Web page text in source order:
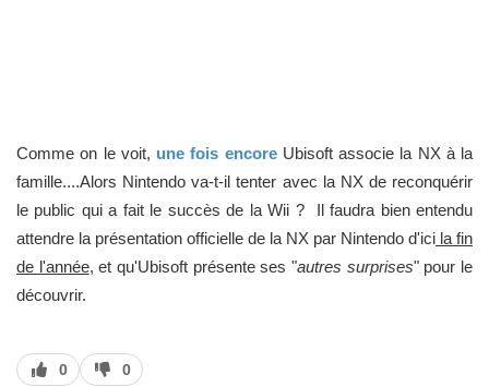
Comme on le voit, une fois encoreUbisoft associe la NX à la
famille....Alors Nintendo va-t-il tenter avec la NX de reconquérir
le public qui a fait le succès de la Wii ? Il faudra bien entendu
attendre la présentation officielle de la NX par Nintendo d'ici la fin
de l'année, et qu'Ubisoft présente ses "autres surprises" pour le
découvrir.
J’aime
0
J’aime
0